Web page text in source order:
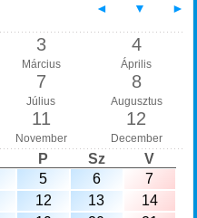
◄ ▼ ►
3
Március
4
Április
7
Július
8
Augusztus
11
November
12
December
P Sz
V
5 6
7
12 13
14